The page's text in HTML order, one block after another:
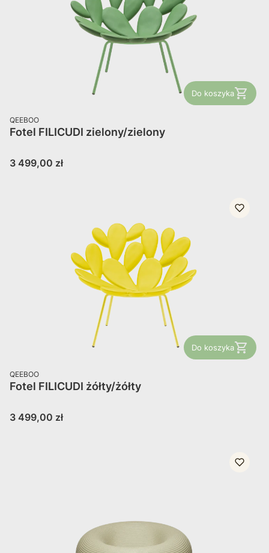
Do koszyka
PRODUCENT
QEEBOO
Fotel FILICUDI zielony/zielony
Cena
3 499,00 zł
Do koszyka
PRODUCENT
QEEBOO
Fotel FILICUDI żółty/żółty
Cena
3 499,00 zł